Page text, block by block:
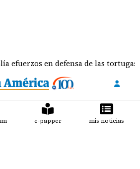
defensa de las tortugas marinas
e-papper mis noticias